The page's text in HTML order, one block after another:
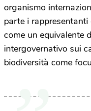
organismo
parte i
come un equivalente
intergovernativo sui
biodiversità come